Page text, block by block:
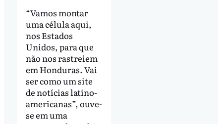
“Vamos montar
uma célula aqui,
nos Estados
Unidos, para que
não nos rastreiem
em Honduras. Vai
ser como um site
de notícias latino-
americanas”, ouve-
se em uma